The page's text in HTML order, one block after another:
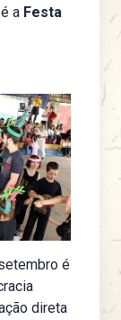
a Festa
é
direta